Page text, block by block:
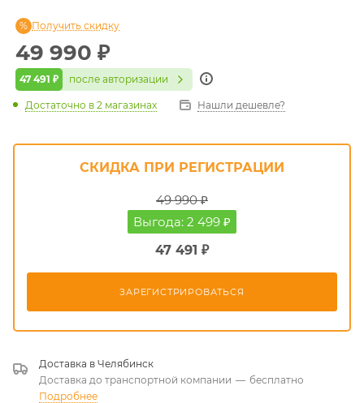
49 990 ₽
47 491 ₽ после авторизации
Получить скидку
Достаточно в 2 магазинах Нашли дешевле?
СКИДКА ПРИ РЕГИСТРАЦИИ
49 990 ₽
Выгода: 2 499 ₽
47 491 ₽
ЗАРЕГИСТРИРОВАТЬСЯ
Доставка в Челябинск
Доставка до транспортной компании — бесплатно
Подробнее